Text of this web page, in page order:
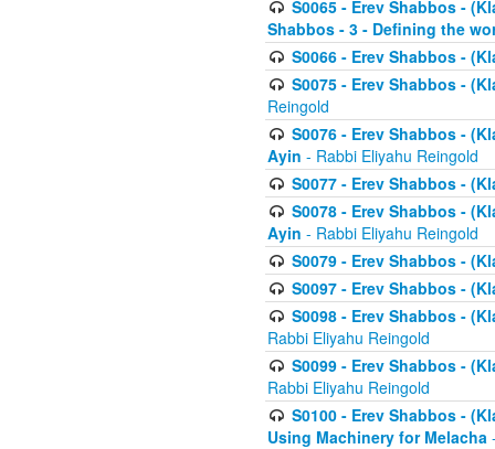
S0065 - Erev Shabbos -
Shabbos - 3 - Defining the
S0066 - Erev Shabbos -
S0075 - Erev Shabbos -
Reingold
S0076 - Erev Shabbos -
Ayin - Rabbi Eliyahu Reingold
S0077 - Erev Shabbos -
S0078 - Erev Shabbos -
Ayin - Rabbi Eliyahu Reingold
S0079 - Erev Shabbos -
S0097 - Erev Shabbos -
S0098 - Erev Shabbos -
Rabbi Eliyahu Reingold
S0099 - Erev Shabbos -
Rabbi Eliyahu Reingold
S0100 - Erev Shabbos -
Using Machinery for Melacha